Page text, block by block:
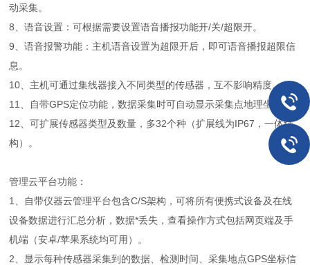
动采集。
8、语音设置：可根据需要设置语音播报功能开/关/超限开。
9、语音报警功能：主机语音设置为超限开后，即可语音播报超限信
息。
10、主机可通过集线器接入不同类型的传感器，互不影响精度。
11、自带GPS定位功能，数据采集时可自动显示采集点地理坐标。
12、可扩展传感器类型及数量，多32个种（扩展线为IP67，一体结
构）。
管理云平台功能：
1、自带仪器云管理平台包含C/S架构，可将所有便携式设备及在线
设备数据进行汇总分析，数据*丢失，查看操作方式包括网页端及手
机端（安卓/苹果系统均可用）。
2、显示每种传感器采集到的数据、检测时间、采集地点GPS坐标信